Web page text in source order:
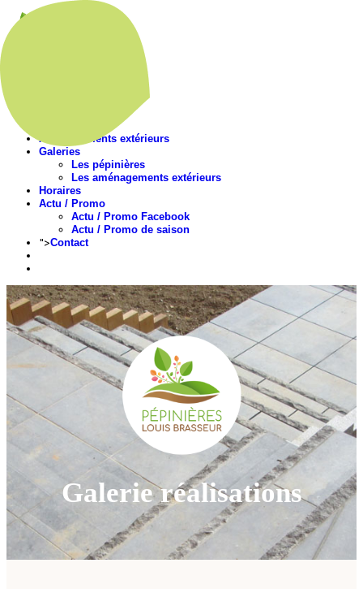
Aménagements extérieurs
Galeries
Les pépinières
Les aménagements extérieurs
Horaires
Actu / Promo
Actu / Promo Facebook
Actu / Promo de saison
">Contact
Galerie réalisations